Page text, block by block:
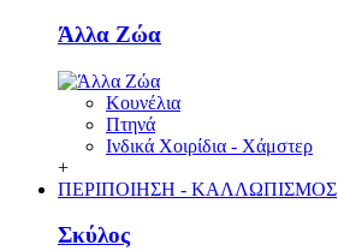
Άλλα Ζώα
Κουνέλια
Πτηνά
Ινδικά Χοιρίδια - Χάμστερ
+
ΠΕΡΙΠΟΙΗΣΗ - ΚΑΛΛΩΠΙΣΜΟΣ
Σκύλος